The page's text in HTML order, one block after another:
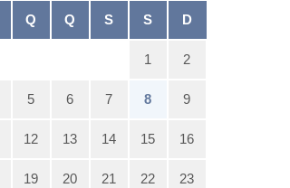
Q Q S S D
1 2
5 6 7 8 9
12 13 14 15 16
19 20 21 22 23